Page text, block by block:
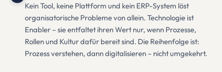
Kein Tool, keine Plattform und kein ERP-System löst
organisatorische Probleme von allein. Technologie ist
Enabler – sie entfaltet ihren Wert nur, wenn Prozesse,
Rollen und Kultur dafür bereit sind. Die Reihenfolge ist:
Prozess verstehen, dann digitalisieren – nicht umgekehrt.